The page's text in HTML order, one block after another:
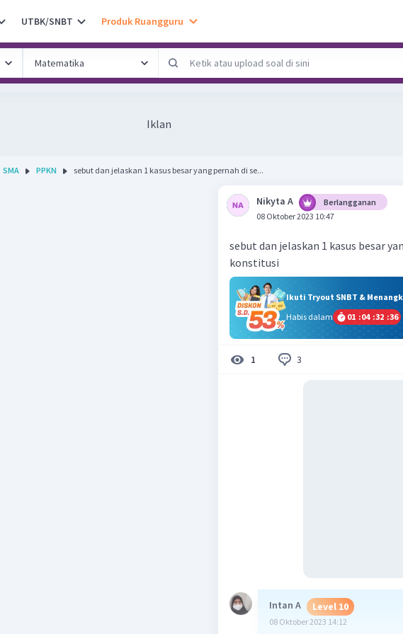
UTBK/SNBT Produk Ruangguru
Iklan
SMA PPKN sebut dan jelaskan 1 kasus besar yang pernah di se...
Nikyta A
Berlangganan
08 Oktober 2023 10:47
sebut dan jelaskan 1 kasus besar
konstitusi
Ikuti Tryout SNBT &
Habis dalam
01 :04 :32 :35
1 3
Intan A Level 10
08 Oktober 2023 14:12